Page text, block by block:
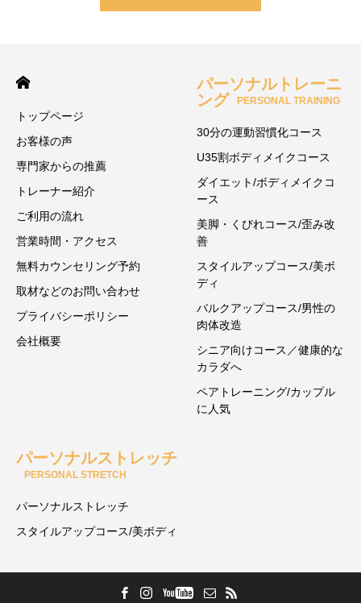
トップページ
お客様の声
専門家からの推薦
トレーナー紹介
ご利用の流れ
営業時間・アクセス
無料カウンセリング予約
取材などのお問い合わせ
プライバシーポリシー
会社概要
パーソナルトレーニ
ング
PERSONAL TRAINING
30分の運動習慣化コース
U35割ボディメイクコース
ダイエット/ボディメイクコ
ース
美脚・くびれコース/歪み改
善
スタイルアップコース/美ボ
ディ
バルクアップコース/男性の
肉体改造
シニア向けコース／健康的な
カラダへ
ペアトレーニング/カップル
に人気
パーソナルストレッチ
PERSONAL STRETCH
パーソナルストレッチ
スタイルアップコース/美ボディ